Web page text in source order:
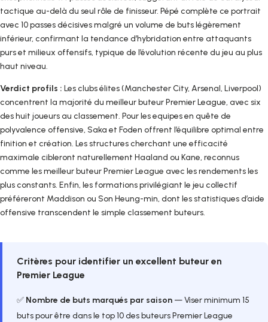
tactique au-delà du seul rôle de finisseur. Pépé complète ce portrait
avec 10 passes décisives malgré un volume de buts légèrement
inférieur, confirmant la tendance d’hybridation entre attaquants
purs et milieux offensifs, typique de l’évolution récente du jeu au plus
haut niveau.
Verdict profils : Les clubs élites (Manchester City, Arsenal, Liverpool)
concentrent la majorité du meilleur buteur Premier League, avec six
des huit joueurs au classement. Pour les equipes en quête de
polyvalence offensive, Saka et Foden offrent l’équilibre optimal entre
finition et création. Les structures cherchant une efficacité
maximale cibleront naturellement Haaland ou Kane, reconnus
comme les meilleur buteur Premier League avec les rendements les
plus constants. Enfin, les formations privilégiant le jeu collectif
préféreront Maddison ou Son Heung-min, dont les statistiques d’aide
offensive transcendent le simple classement buteurs.
Critères pour identifier un excellent buteur en
Premier League
✅ Nombre de buts marqués par saison — Viser minimum 15
buts pour être dans le top 10 des buteurs Premier League